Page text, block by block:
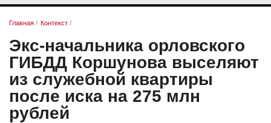
Главная / Контекст /
Экс-начальника орловского
ГИБДД Коршунова выселяют
из служебной квартиры
после иска на 275 млн
рублей